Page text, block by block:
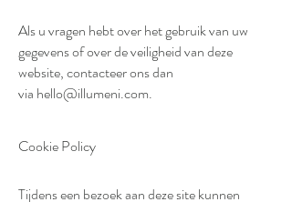
Als u vragen hebt over het gebruik van uw
gegevens of over de veiligheid van deze
website, contacteer ons dan
via hello@illumeni.com.
Cookie Policy
Tijdens een bezoek aan deze site kunnen